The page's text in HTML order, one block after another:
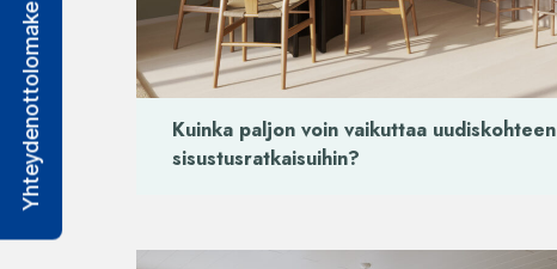
Yhteydenottolomake
Kuinka paljon voin vaikuttaa uudiskohteen
sisustusratkaisuihin?